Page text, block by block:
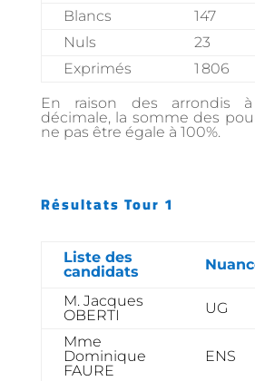
Blancs
147
Nuls
23
Exprimés
1 806
En raison des arrondis
décimale, la somme des
ne pas être égale à 100%.
Résultats Tour 1
Liste des
candidats
M. Jacques
OBERTI
UG
Mme
Dominique
FAURE
ENS